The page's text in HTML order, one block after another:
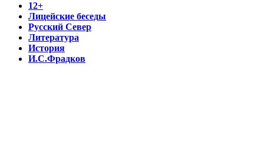
12+
Лицейские беседы
Русский Север
Литература
История
И.С.Фрадков